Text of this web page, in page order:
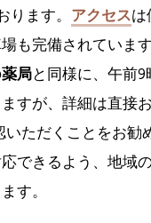
ります。 アクセスは
も完備されていま
薬局と同様に、午前9
すが、詳細は直接
いただくことをお勧
できるよう、地域
す。